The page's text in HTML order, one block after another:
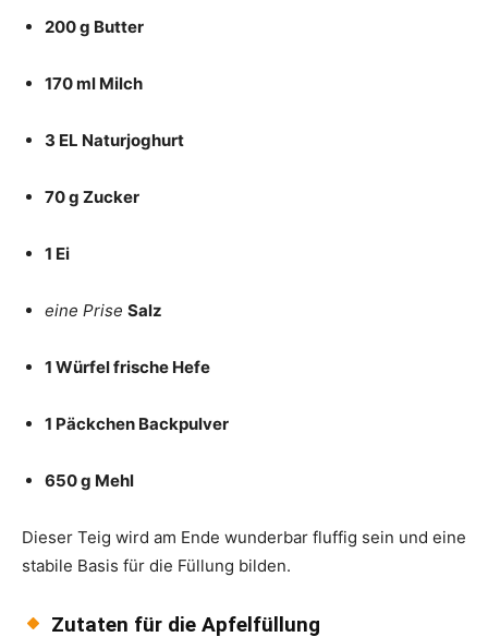
200 g Butter
170 ml Milch
3 EL Naturjoghurt
70 g Zucker
1 Ei
eine Prise Salz
1 Würfel frische Hefe
1 Päckchen Backpulver
650 g Mehl
Dieser Teig wird am Ende wunderbar fluffig sein und eine
stabile Basis für die Füllung bilden.
Zutaten für die Apfelfüllung